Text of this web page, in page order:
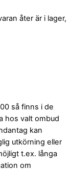
åter är i lager,
så finns i de
hos valt ombud
kan
utkörning eller
t.ex. långa
om